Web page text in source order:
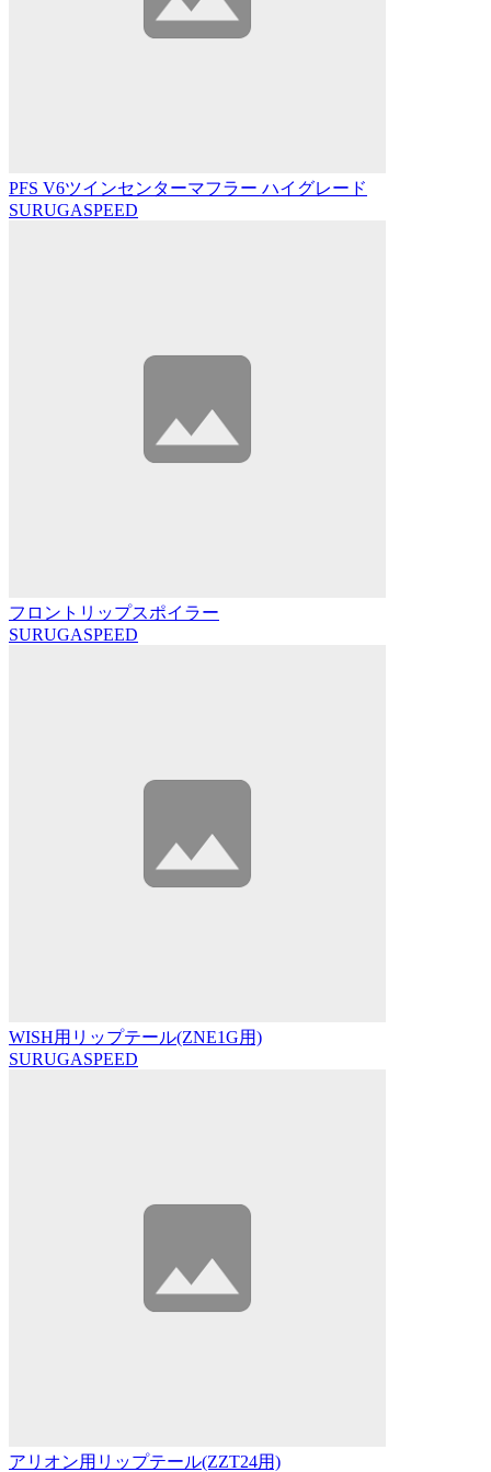
PFS V6ツインセンターマフラー ハイグレード
SURUGASPEED
フロントリップスポイラー
SURUGASPEED
WISH用リップテール(ZNE1G用)
SURUGASPEED
アリオン用リップテール(ZZT24用)